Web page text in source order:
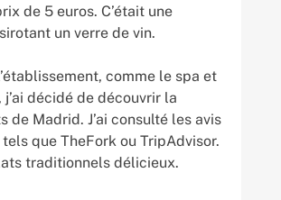
de 5 euros. C’était une
un verre de vin.
comme le spa et
décidé de découvrir la
Madrid. J’ai consulté les avis
que TheFork ou TripAdvisor.
traditionnels délicieux.